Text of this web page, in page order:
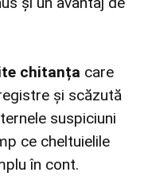
chitanța care
și scăzută
suspiciuni
ce cheltuielile
în cont.